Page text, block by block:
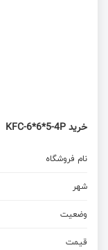
خرید KFC-6*6*5-4P
نام فروشگاه
شهر
وضعیت
قیمت